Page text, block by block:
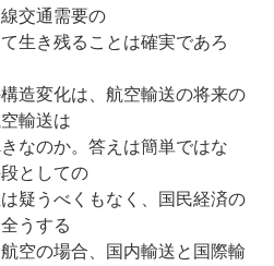
交通需要の
生き残ることは確実であろ
造変化は、航空輸送の将来の
輸送は
なのか。答えは簡単ではな
としての
疑うべくもなく、国民経済の
うする
空の場合、国内輸送と国際輸